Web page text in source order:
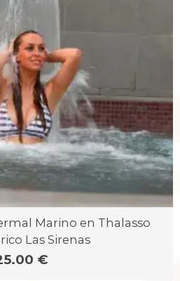
Marino en Thalasso
Las Sirenas
€